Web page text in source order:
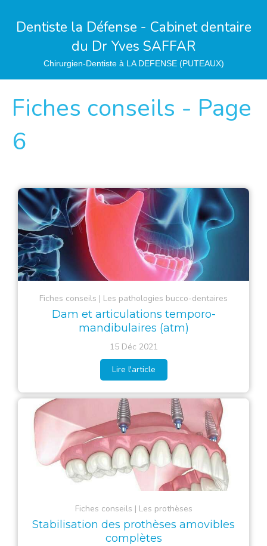
Dentiste la Défense - Cabinet dentaire
du Dr Yves SAFFAR
Chirurgien-Dentiste à LA DEFENSE (PUTEAUX)
Fiches conseils - Page
6
Fiches conseils Les pathologies bucco-dentaires
Dam et articulations temporo-
mandibulaires (atm)
15 Déc 2021
Lire l'article
Fiches conseils Les prothèses
Stabilisation des prothèses amovibles
complètes